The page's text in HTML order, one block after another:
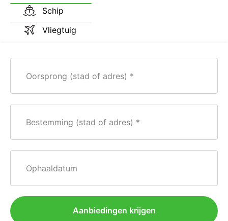
Schip
Vliegtuig
Oorsprong (stad of adres)
Bestemming (stad of adres)
Ophaaldatum
Aanbiedingen krijgen